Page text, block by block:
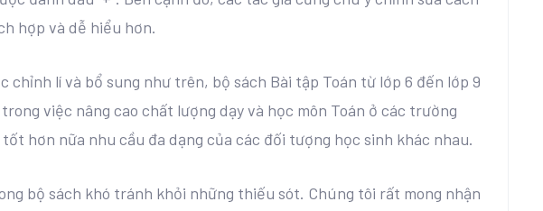
hợp và dễ hiểu hơn.
chỉnh lí và bổ sung như trên, bộ sách Bài tập Toán từ lớp 6 đến lớp 9
việc nâng cao chất lượng dạy và học môn Toán ở các trường
hơn nữa nhu cầu đa dạng của các đối tượng học sinh khác nhau.
bộ sách khó tránh khỏi những thiếu sót. Chúng tôi rất mong nhận